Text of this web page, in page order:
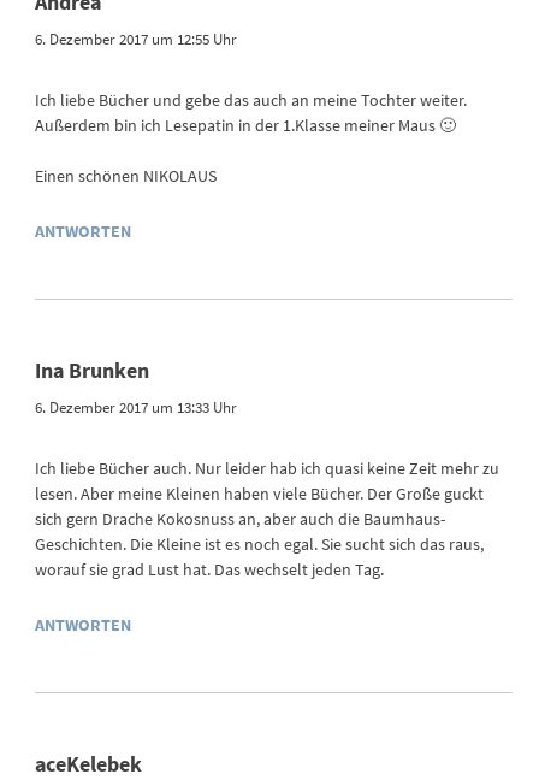
6. Dezember 2017 um 12:55 Uhr
Ich liebe Bücher und gebe das auch an meine Tochter weiter.
Außerdem bin ich Lesepatin in der 1.Klasse meiner Maus 🙂
Einen schönen NIKOLAUS
ANTWORTEN
Ina Brunken
6. Dezember 2017 um 13:33 Uhr
Ich liebe Bücher auch. Nur leider hab ich quasi keine Zeit mehr zu
lesen. Aber meine Kleinen haben viele Bücher. Der Große guckt
sich gern Drache Kokosnuss an, aber auch die Baumhaus-
Geschichten. Die Kleine ist es noch egal. Sie sucht sich das raus,
worauf sie grad Lust hat. Das wechselt jeden Tag.
ANTWORTEN
aceKelebek